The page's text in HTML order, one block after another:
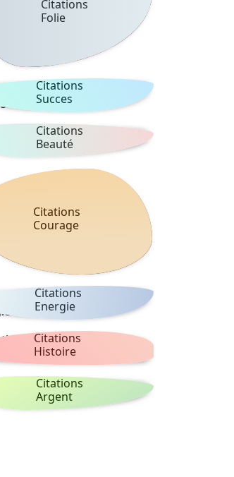
Citations
Folie
Citations
Succes
Citations
Beauté
Citations
Courage
Citations
Energie
Citations
Histoire
Citations
Argent